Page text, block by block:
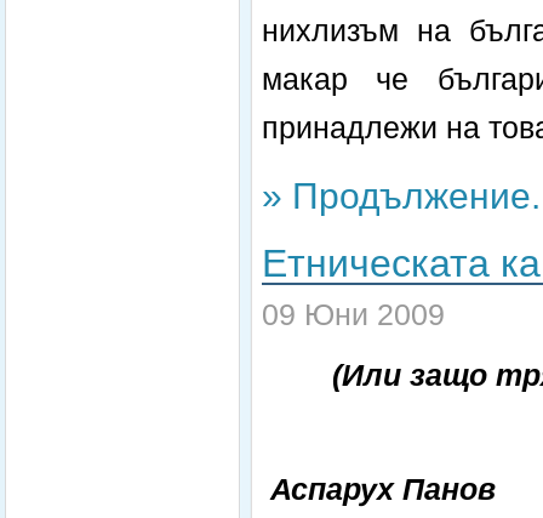
нихлизъм на
макар че
принадлежи на
»
Етническата
09 Юни 2009
(Или защо
Аспарух Панов